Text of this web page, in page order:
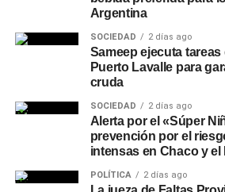
Argentina
SOCIEDAD 2 días ago
Sameep ejecuta
Puerto Lavalle para
cruda
SOCIEDAD 2 días ago
Alerta por el «Súper
prevención por el
intensas en Chaco y el
POLÍTICA 2 días ago